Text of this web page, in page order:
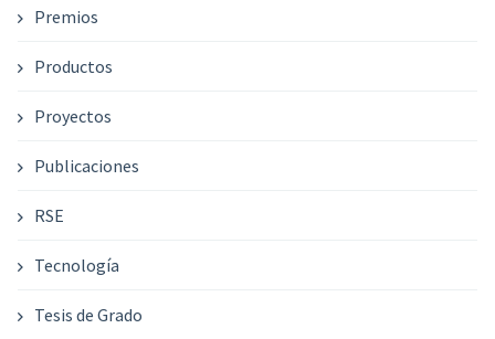
Premios
Productos
Proyectos
Publicaciones
RSE
Tecnología
Tesis de Grado